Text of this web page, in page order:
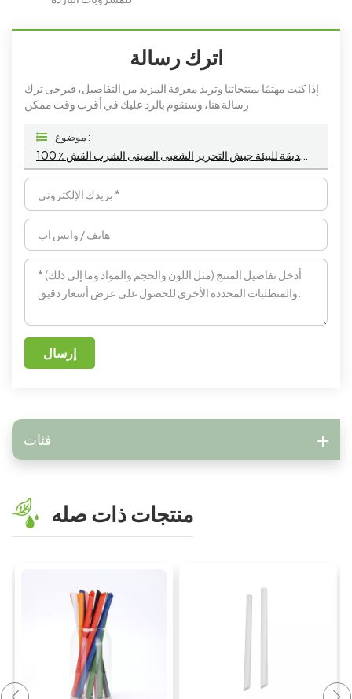
اترك رسالة
إذا كنت مهتمًا بمنتجاتنا وتريد معرفة المزيد من التفاصيل، فيرجى ترك
موضوع :
100 ٪ قابلة للتحلل جيش التحرير الشعبى الصينى قش الغذاء الصف الحيوي القش الملونة صديقة للبيئة جيش التحرير الشعبى الصينى الشرب القش
إرسال
فئات
منتجات ذات صله